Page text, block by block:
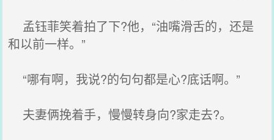
孟钰菲笑着拍了下?他，“油嘴滑舌的，还是
和以前一样。”
“哪有啊，我说?的句句都是心?底话啊。”
夫妻俩挽着手，慢慢转身向?家走去?。